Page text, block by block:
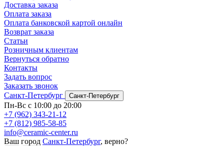
Доставка заказа
Оплата заказа
Оплата банковской картой онлайн
Возврат заказа
Статьи
Розничным клиентам
Вернуться обратно
Контакты
Задать вопрос
Заказать звонок
Санкт-Петербург
Санкт-Петербург
Пн-Вс с 10:00 до 20:00
+7 (962) 343-21-12
+7 (812) 985-58-85
info@ceramic-center.ru
Ваш город Санкт-Петербург, верно?